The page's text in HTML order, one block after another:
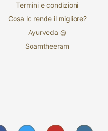
Termini e condizioni
Cosa lo rende il migliore?
Ayurveda @
Soamtheeram